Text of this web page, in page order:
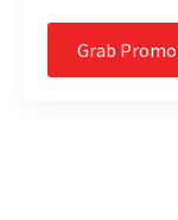
Grab Promo